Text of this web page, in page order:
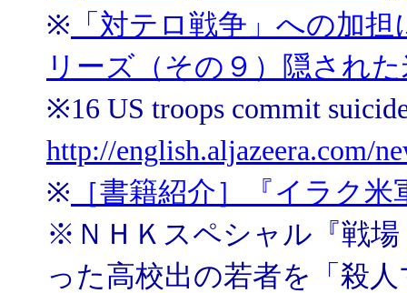
※ 「対テロ戦争」への加
リーズ（その９）隠され
※16 US troops commit
http://english.aljazeera.com/
※ ［書籍紹介］『イラク
※ＮＨＫスペシャル『戦
った高校出の若者を「殺